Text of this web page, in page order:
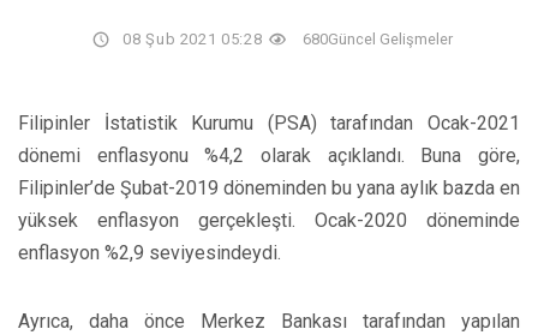
08 Şub 2021 05:28 680Güncel Gelişmeler
Filipinler İstatistik Kurumu (PSA) tarafından Ocak-2021
dönemi enflasyonu %4,2 olarak açıklandı. Buna göre,
Filipinler’de Şubat-2019 döneminden bu yana aylık bazda en
yüksek enflasyon gerçekleşti. Ocak-2020 döneminde
enflasyon %2,9 seviyesindeydi.
Ayrıca, daha önce Merkez Bankası tarafından yapılan